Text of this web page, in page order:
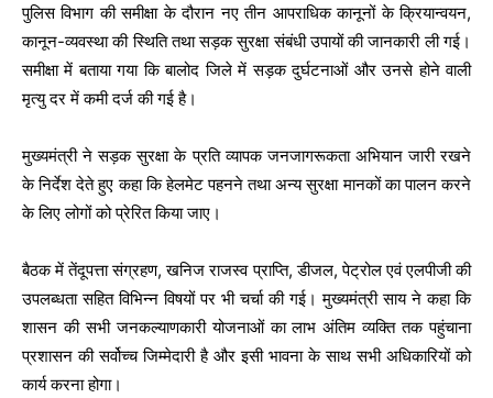
पुलिस विभाग की समीक्षा के दौरान नए तीन आपराधिक कानूनों के क्रियान्वयन,
कानून-व्यवस्था की स्थिति तथा सड़क सुरक्षा संबंधी उपायों की जानकारी ली गई।
समीक्षा में बताया गया कि बालोद जिले में सड़क दुर्घटनाओं और उनसे होने वाली
मृत्यु दर में कमी दर्ज की गई है।
मुख्यमंत्री ने सड़क सुरक्षा के प्रति व्यापक जनजागरूकता अभियान जारी रखने
के निर्देश देते हुए कहा कि हेलमेट पहनने तथा अन्य सुरक्षा मानकों का पालन करने
के लिए लोगों को प्रेरित किया जाए।
बैठक में तेंदूपत्ता संग्रहण, खनिज राजस्व प्राप्ति, डीजल, पेट्रोल एवं एलपीजी की
उपलब्धता सहित विभिन्न विषयों पर भी चर्चा की गई। मुख्यमंत्री साय ने कहा कि
शासन की सभी जनकल्याणकारी योजनाओं का लाभ अंतिम व्यक्ति तक पहुंचाना
प्रशासन की सर्वोच्च जिम्मेदारी है और इसी भावना के साथ सभी अधिकारियों को
कार्य करना होगा।